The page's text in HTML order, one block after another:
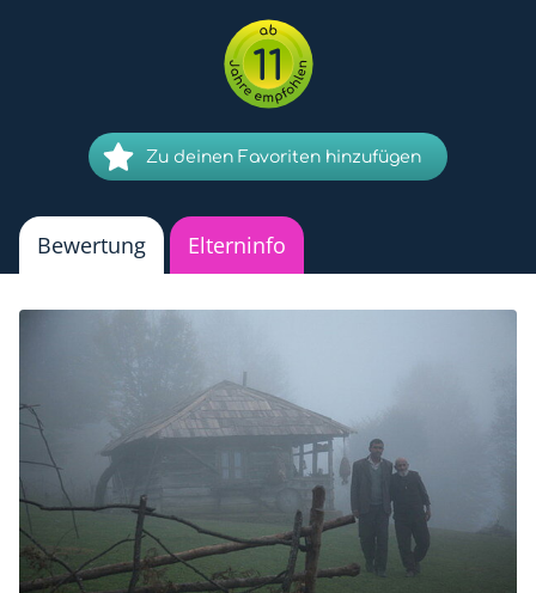
11
Zu deinen Favoriten hinzufügen
Bewertung Elterninfo